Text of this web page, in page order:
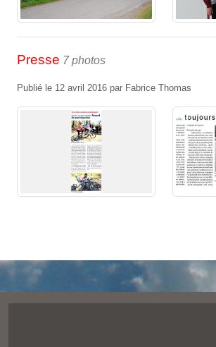
Presse 7 photos
Publié le 12 avril 2016 par Fabrice Thomas